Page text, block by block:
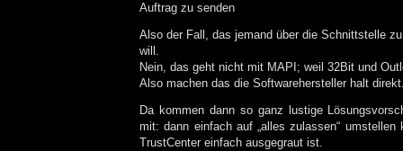
Auftrag zu senden
Also der Fall, das jemand über die Schnittstelle
will.
Nein, das geht nicht mit MAPI; weil 32Bit und
Also machen das die Softwarehersteller halt
Da kommen dann so ganz lustige
mit: dann einfach auf „alles zulassen“
TrustCenter einfach ausgegraut ist.